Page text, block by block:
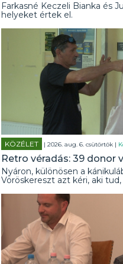
Farkasné Keczeli Bianka és
helyeket értek el.
KÖZÉLET | 2026. aug. 6. csütörtök |
Retro véradás: 39 donor
Nyáron, különösen a
Vöröskereszt azt kéri, aki